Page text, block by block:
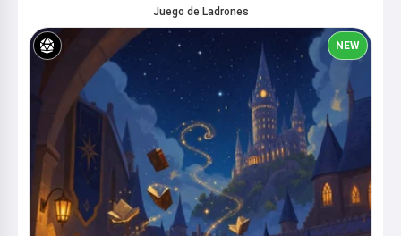
Juego de Ladrones
NEW